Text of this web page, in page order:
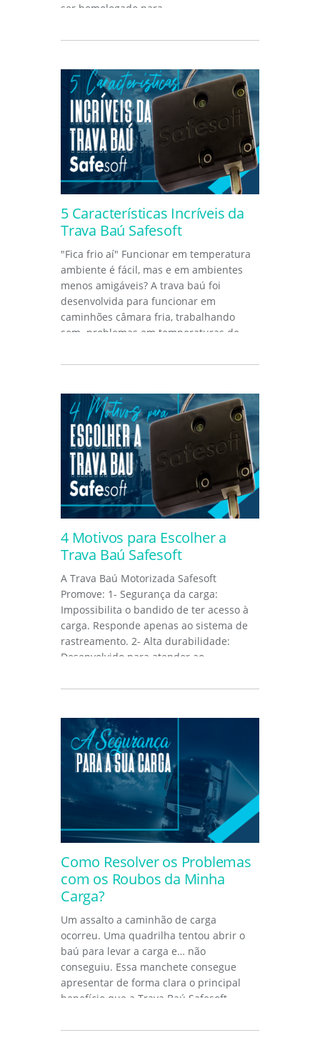
ser homologado para...
5 Características Incríveis da
Trava Baú Safesoft
"Fica frio aí" Funcionar em temperatura
ambiente é fácil, mas e em ambientes
menos amigáveis? A trava baú foi
desenvolvida para funcionar em
caminhões câmara fria, trabalhando
sem problemas em temperaturas de
4 Motivos para Escolher a
Trava Baú Safesoft
A Trava Baú Motorizada Safesoft
Promove: 1- Segurança da carga:
Impossibilita o bandido de ter acesso à
carga. Responde apenas ao sistema de
rastreamento. 2- Alta durabilidade:
Desenvolvido para atender ao
Como Resolver os Problemas
com os Roubos da Minha
Carga?
Um assalto a caminhão de carga
ocorreu. Uma quadrilha tentou abrir o
baú para levar a carga e… não
conseguiu. Essa manchete consegue
apresentar de forma clara o principal
benefício que a Trava Baú Safesoft...